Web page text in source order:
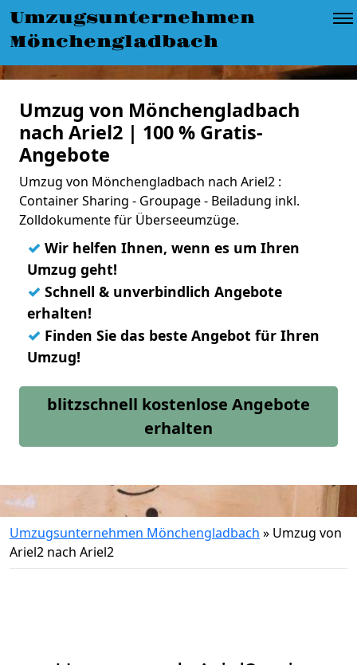
Umzugsunternehmen
Mönchengladbach
Umzug von Mönchengladbach
nach Ariel2 | 100 % Gratis-
Angebote
Umzug von Mönchengladbach nach Ariel2 :
Container Sharing - Groupage - Beiladung inkl.
Zolldokumente für Überseeumzüge.
✓ Wir helfen Ihnen, wenn es um Ihren
Umzug geht!
✓ Schnell & unverbindlich Angebote
erhalten!
✓ Finden Sie das beste Angebot für Ihren
Umzug!
blitzschnell kostenlose Angebote
erhalten
Umzugsunternehmen Mönchengladbach » Umzug von
Ariel2 nach Ariel2